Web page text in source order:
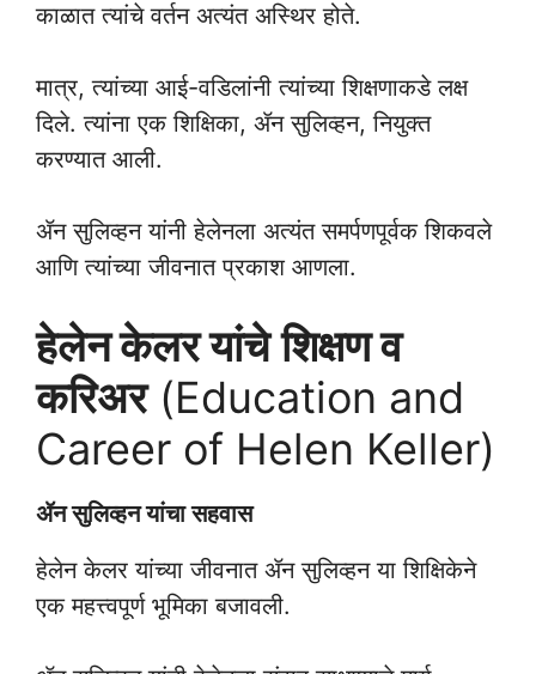
काळात त्यांचे वर्तन अत्यंत अस्थिर होते.
मात्र, त्यांच्या आई-वडिलांनी त्यांच्या शिक्षणाकडे लक्ष
दिले. त्यांना एक शिक्षिका, ॲन सुलिव्हन, नियुक्त
करण्यात आली.
ॲन सुलिव्हन यांनी हेलेनला अत्यंत समर्पणपूर्वक शिकवले
आणि त्यांच्या जीवनात प्रकाश आणला.
हेलेन केलर यांचे शिक्षण व
करिअर(Education and
Career of Helen Keller)
ॲन सुलिव्हन यांचा सहवास
हेलेन केलर यांच्या जीवनात ॲन सुलिव्हन या शिक्षिकेने
एक महत्त्वपूर्ण भूमिका बजावली.